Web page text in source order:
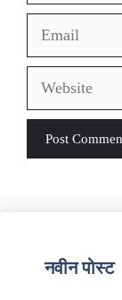
Email
Website
नवीन पोस्ट